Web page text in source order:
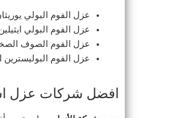
عزل الفوم البولي
عزل الفوم البولي
عزل الفوم الصوف
عزل الفوم البوليسترين
افضل شركات عزل